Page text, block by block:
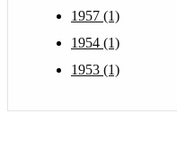
1957 (1)
1954 (1)
1953 (1)